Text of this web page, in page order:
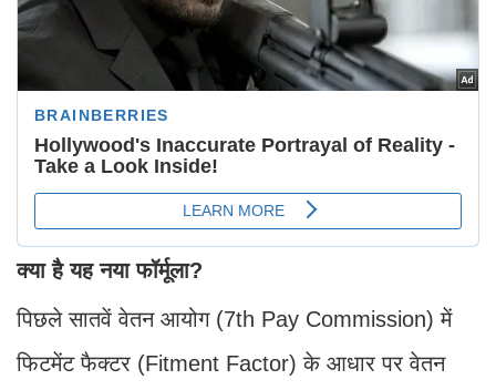
क्या है यह नया फॉर्मूला?
पिछले सातवें वेतन आयोग (7th Pay Commission) में
फिटमेंट फैक्टर (Fitment Factor) के आधार पर वेतन